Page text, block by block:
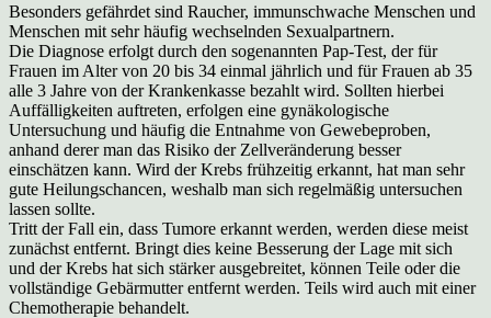
Besonders gefährdet sind Raucher, immunschwache Menschen und
Menschen mit sehr häufig wechselnden Sexualpartnern.
Die Diagnose erfolgt durch den sogenannten Pap-Test, der für
Frauen im Alter von 20 bis 34 einmal jährlich und für Frauen ab 35
alle 3 Jahre von der Krankenkasse bezahlt wird. Sollten hierbei
Auffälligkeiten auftreten, erfolgen eine gynäkologische
Untersuchung und häufig die Entnahme von Gewebeproben,
anhand derer man das Risiko der Zellveränderung besser
einschätzen kann. Wird der Krebs frühzeitig erkannt, hat man sehr
gute Heilungschancen, weshalb man sich regelmäßig untersuchen
lassen sollte.
Tritt der Fall ein, dass Tumore erkannt werden, werden diese meist
zunächst entfernt. Bringt dies keine Besserung der Lage mit sich
und der Krebs hat sich stärker ausgebreitet, können Teile oder die
vollständige Gebärmutter entfernt werden. Teils wird auch mit einer
Chemotherapie behandelt.